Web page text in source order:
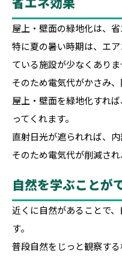
屋上・壁面の緑地化は、省
特に夏の暑い時期は、エ
ている施設が少なくありま
そのため電気代がかさみ、
屋上・壁面を緑地化すれ
ってくれます。
直射日光が遮られれば、
そのため電気代が削減され
自然を学ぶことが
近くに自然があることで
す。
普段自然をじっと観察す